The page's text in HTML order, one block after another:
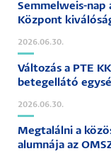
Semmelweis-nap
Központ
2026.06.30.
Változás a PTE
betegellátó
2026.06.30.
Megtalálni a
alumnája az